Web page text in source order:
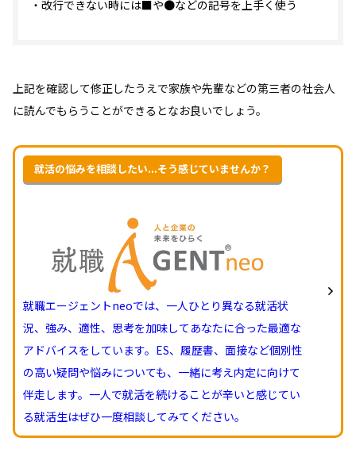
・改行できない時には■や●などの記号を上手く使う
上記を確認して修正したうえで家族や先輩などの第三者の社会人
に読んでもらうことができるとなお良いでしょう。
就活の悩みを相談したい...そう感じていませんか？
就職エージェントneoでは、一人ひとり異なる就活状
況、強み、適性、思考を加味してあなたに合った最適な
アドバイスをしています。ES、履歴書、面接など個別性
の高い疑問や悩みについても、一緒に考え内定に向けて
伴走します。一人で就活を続けることが辛いと感じてい
る就活生はぜひ一度相談してみてください。